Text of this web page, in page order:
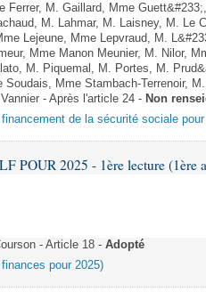
Ferrer, M. Gaillard, Mme
M. Lahmar, M. Laisney, M. Le
Lejeune, Mme Lepvraud, M.
Mme Manon Meunier, M. Nilor,
M. Piquemal, M. Portes, M.
Soudais, Mme Stambach-Terrenoir,
- Après l'article 24 - Non
de la sécurité sociale pour
POUR 2025 - 1ère lecture (1ère
- Article 18 - Adopté
pour 2025)